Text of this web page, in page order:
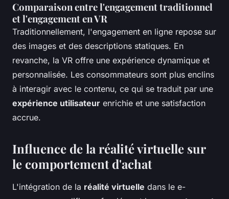
Comparaison entre l'engagement traditionnel
et l'engagement en VR
Traditionnellement, l'engagement en ligne repose sur
des images et des descriptions statiques. En
revanche, la VR offre une expérience dynamique et
personnalisée. Les consommateurs sont plus enclins
à interagir avec le contenu, ce qui se traduit par une
expérience utilisateur enrichie et une satisfaction
accrue.
Influence de la réalité virtuelle sur
le comportement d'achat
L'intégration de la réalité virtuelle dans le e-